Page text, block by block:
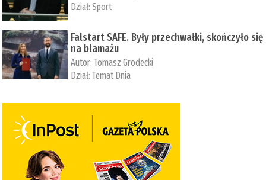
Dział:Sport
Falstart SAFE. Były przechwałki, skończyło się
na blamażu
Autor:Tomasz Grodecki
Dział:Temat Dnia